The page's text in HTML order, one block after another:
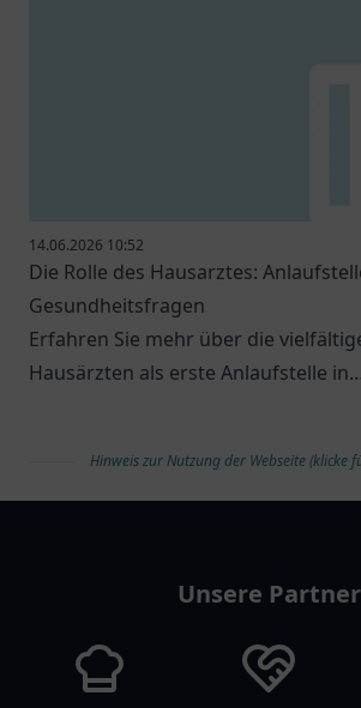
14.06.2026 10:52
Die Rolle des Hausarztes:
Gesundheitsfragen
Erfahren Sie mehr über die
Hausärzten als erste Anlaufstelle in
Hinweis zur Nutzung der Webseite (klicke
Unsere Partner